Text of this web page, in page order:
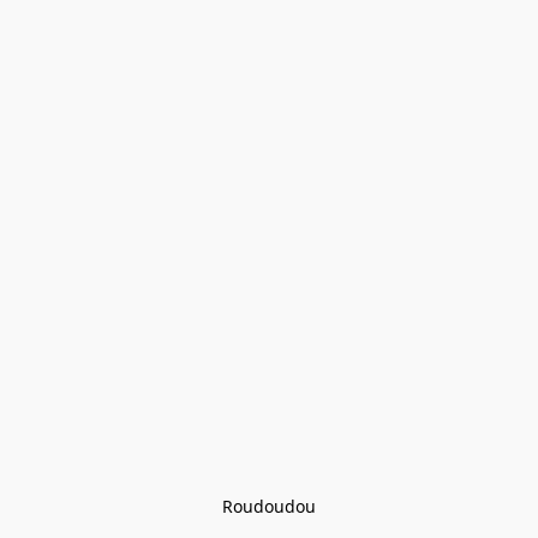
Roudoudou